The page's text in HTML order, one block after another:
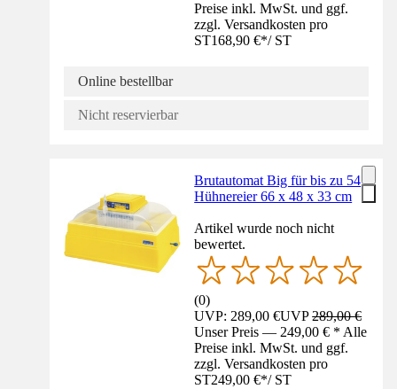
Preise inkl. MwSt. und ggf.
zzgl. Versandkosten pro
ST168,90 €*/ ST
Online bestellbar
Nicht reservierbar
Brutautomat Big für bis zu 54
Hühnereier 66 x 48 x 33 cm
Artikel wurde noch nicht
bewertet.
(0)
UVP: 289,00 €UVP289,00 €
Unser Preis — 249,00 € * Alle
Preise inkl. MwSt. und ggf.
zzgl. Versandkosten pro
ST249,00 €*/ ST